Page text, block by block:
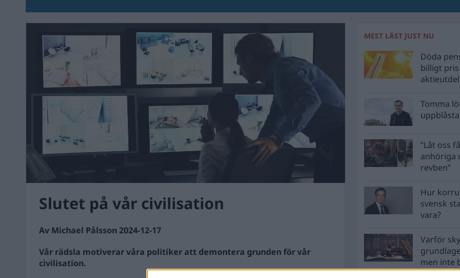
Slutet på vår civilisation
Av Michael Pålsson 2024-12-17
Vår rädsla motiverar våra politiker att demontera grunden för vår
civilisation.
MEST LÄST JUST NU
Döda
billigt
Tomma
”Låt oss
anhöriga
revben”
Hur
svensk
vara?
Varför
men inte